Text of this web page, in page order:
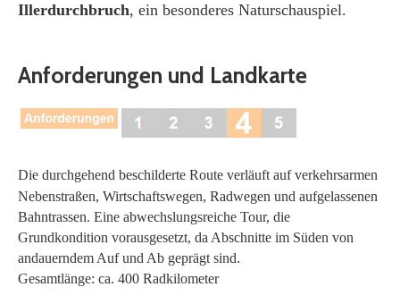
Illerdurchbruch, ein besonderes Naturschauspiel.
Anforderungen und Landkarte
Die durchgehend beschilderte Route verläuft auf verkehrsarmen
Nebenstraßen, Wirtschaftswegen, Radwegen und aufgelassenen
Bahntrassen. Eine abwechslungsreiche Tour, die
Grundkondition vorausgesetzt, da Abschnitte im Süden von
andauerndem Auf und Ab geprägt sind.
Gesamtlänge: ca. 400 Radkilometer